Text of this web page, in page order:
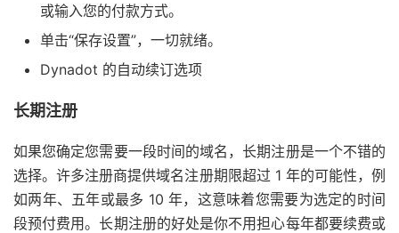
或输入您的付款方式。
单击“保存设置”，一切就绪。
Dynadot 的自动续订选项
长期注册
如果您确定您需要一段时间的域名，长期注册是一个不错的
选择。许多注册商提供域名注册期限超过 1 年的可能性，例
如两年、五年或最多 10 年，这意味着您需要为选定的时间
段预付费用。长期注册的好处是你不用担心每年都要续费或